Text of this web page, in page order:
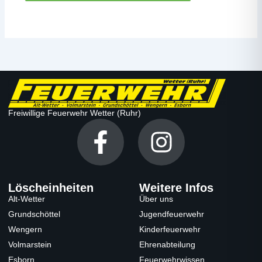
Freiwillige Feuerwehr Wetter (Ruhr)
F
a
I
n
t
a
g
Löscheinheiten
Alt-Wetter
Grundschöttel
Wengern
Volmarstein
Esborn
Weitere Infos
Über uns
Jugendfeuerwehr
Kinderfeuerwehr
Ehrenabteilung
Feuerwehrwissen